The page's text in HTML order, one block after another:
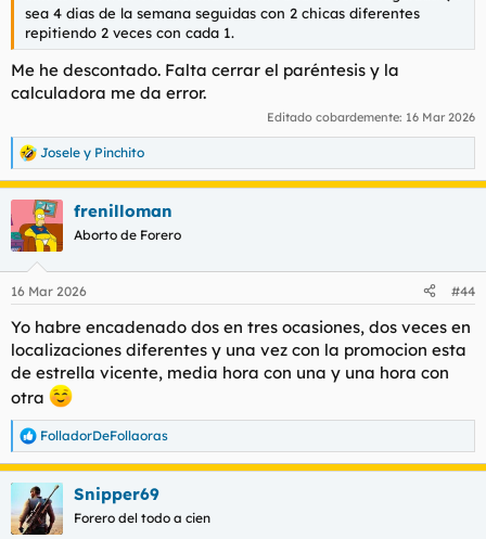
sea 4 dias de la semana seguidas con 2 chicas diferentes
repitiendo 2 veces con cada 1.
Me he descontado. Falta cerrar el paréntesis y la
calculadora me da error.
Editado cobardemente: 16 Mar 2026
R
e
a
c
i
e
:
Josele y Pinchito
frenilloman
Aborto de Forero
16 Mar 2026 #44
Yo habre encadenado dos en tres ocasiones, dos veces en
localizaciones diferentes y una vez con la promocion esta
de estrella vicente, media hora con una y una hora con
otra
R
e
a
c
i
FolladorDeFollaoras
Snipper69
Forero del todo a cien